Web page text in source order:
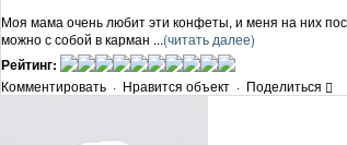
Моя мама очень любит эти конфеты, и меня на них
можно с собой в карман ...(читать далее)
Рейтинг:
Комментировать · Нравится объект · Поделиться